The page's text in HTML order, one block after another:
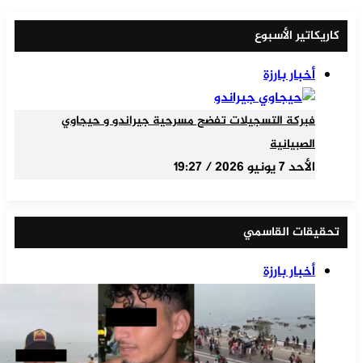
كاريكاتير الأسبوع
أخبار بارزة
فبركة التسجيلات تفضح مسرحية جيراندو و حيجاوي
الصبيانية
الأحد 7 يونيو 2026 / 19:27
تحقيقات القاسمي
أخبار بارزة